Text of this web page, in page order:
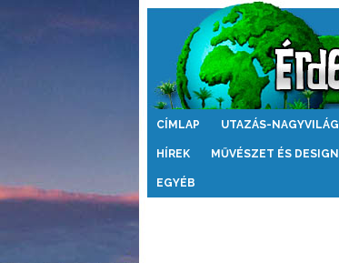
Érdekes
CÍMLAP UTAZÁS-NAGYVILÁG
HÍREK MŰVÉSZET ÉS DESIGN
EGYÉB